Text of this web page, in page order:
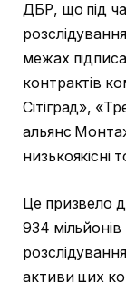
ДБР, що під
межах
контрактів
Сітіград»,
альянс
низькоякісні
Це призвело
934
активи цих